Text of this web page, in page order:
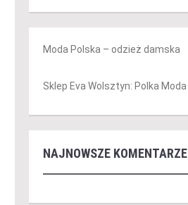
Moda Polska – odzież damska
Sklep Eva Wolsztyn: Polka Moda
NAJNOWSZE KOMENTARZE